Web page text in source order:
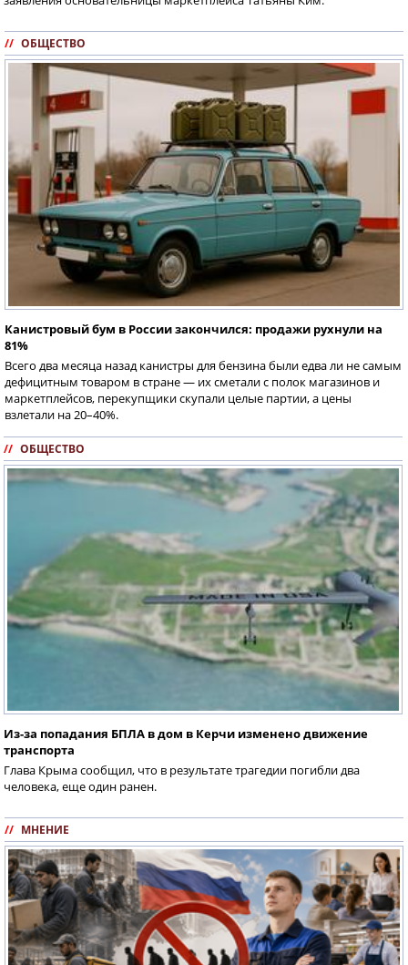
// ОБЩЕСТВО
Канистровый бум в России закончился: продажи рухнули на
81%
Всего два месяца назад канистры для бензина были едва ли не самым
дефицитным товаром в стране — их сметали с полок магазинов и
маркетплейсов, перекупщики скупали целые партии, а цены
взлетали на 20–40%.
// ОБЩЕСТВО
Из-за попадания БПЛА в дом в Керчи изменено движение
транспорта
Глава Крыма сообщил, что в результате трагедии погибли два
человека, еще один ранен.
// МНЕНИЕ